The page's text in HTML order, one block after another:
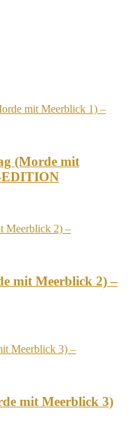
(Morde mit
EDITION
mit Meerblick 2) –
mit Meerblick 3)